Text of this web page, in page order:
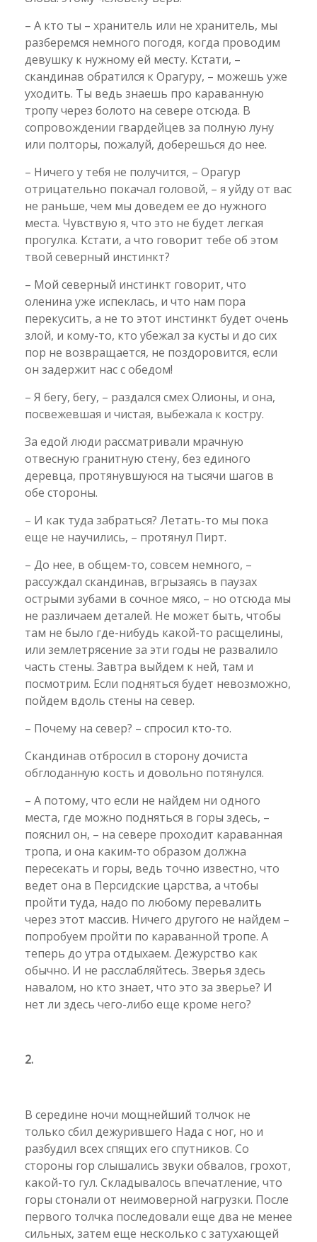
– А кто ты – хранитель или не хранитель, мы
разберемся немного погодя, когда проводим
девушку к нужному ей месту. Кстати, –
скандинав обратился к Орагуру, – можешь уже
уходить. Ты ведь знаешь про караванную
тропу через болото на севере отсюда. В
сопровождении гвардейцев за полную луну
или полторы, пожалуй, доберешься до нее.
– Ничего у тебя не получится, – Орагур
отрицательно покачал головой, – я уйду от вас
не раньше, чем мы доведем ее до нужного
места. Чувствую я, что это не будет легкая
прогулка. Кстати, а что говорит тебе об этом
твой северный инстинкт?
– Мой северный инстинкт говорит, что
оленина уже испеклась, и что нам пора
перекусить, а не то этот инстинкт будет очень
злой, и кому-то, кто убежал за кусты и до сих
пор не возвращается, не поздоровится, если
он задержит нас с обедом!
– Я бегу, бегу, – раздался смех Олионы, и она,
посвежевшая и чистая, выбежала к костру.
За едой люди рассматривали мрачную
отвесную гранитную стену, без единого
деревца, протянувшуюся на тысячи шагов в
обе стороны.
– И как туда забраться? Летать-то мы пока
еще не научились, – протянул Пирт.
– До нее, в общем-то, совсем немного, –
рассуждал скандинав, вгрызаясь в паузах
острыми зубами в сочное мясо, – но отсюда мы
не различаем деталей. Не может быть, чтобы
там не было где-нибудь какой-то расщелины,
или землетрясение за эти годы не развалило
часть стены. Завтра выйдем к ней, там и
посмотрим. Если подняться будет невозможно,
пойдем вдоль стены на север.
– Почему на север? – спросил кто-то.
Скандинав отбросил в сторону дочиста
обглоданную кость и довольно потянулся.
– А потому, что если не найдем ни одного
места, где можно подняться в горы здесь, –
пояснил он, – на севере проходит караванная
тропа, и она каким-то образом должна
пересекать и горы, ведь точно известно, что
ведет она в Персидские царства, а чтобы
пройти туда, надо по любому перевалить
через этот массив. Ничего другого не найдем –
попробуем пройти по караванной тропе. А
теперь до утра отдыхаем. Дежурство как
обычно. И не расслабляйтесь. Зверья здесь
навалом, но кто знает, что это за зверье? И
нет ли здесь чего-либо еще кроме него?
2.
В середине ночи мощнейший толчок не
только сбил дежурившего Нада с ног, но и
разбудил всех спящих его спутников. Со
стороны гор слышались звуки обвалов, грохот,
какой-то гул. Складывалось впечатление, что
горы стонали от неимоверной нагрузки. После
первого толчка последовали еще два не менее
сильных, затем еще несколько с затухающей